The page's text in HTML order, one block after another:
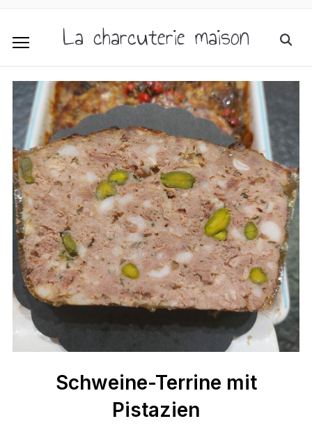
La charcuterie maison
Schweine-Terrine mit
Pistazien